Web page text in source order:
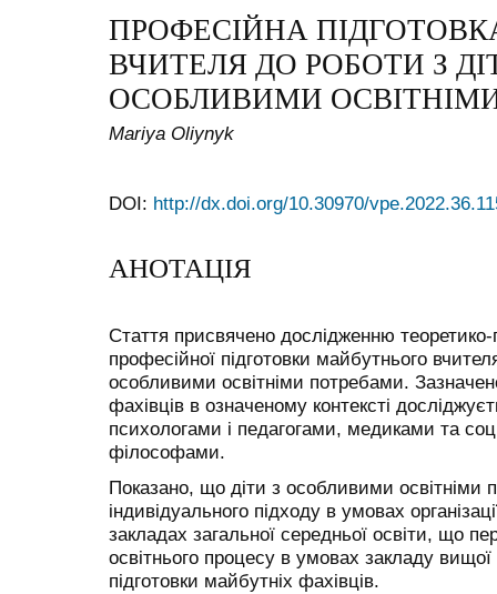
ПРОФЕСІЙНА
ВЧИТЕЛЯ ДО РОБОТИ З
ОСОБЛИВИМИ
Mariya Oliynyk
DOI: http://dx.doi.org/10.30970/
АНОТАЦІЯ
Стаття присвячено дослідженню теоретико-
професійної підготовки майбутнього
особливими освітніми потребами.
фахівців в означеному контексті
психологами і педагогами, медиками та
філософами.
Показано, що діти з особливими освітніми
індивідуального підходу в умовах
закладах загальної середньої освіти, що
освітнього процесу в умовах закладу вищої
підготовки майбутніх фахівців.